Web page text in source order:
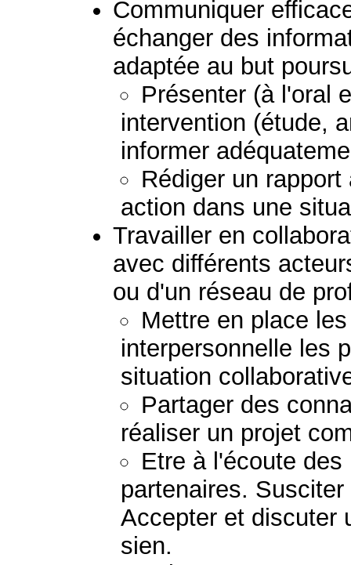
Communiquer
échanger des
adaptée au but
Présenter (à l'oral
intervention (étude,
informer
Rédiger un
action dans une
Travailler en
avec différents
ou d'un réseau de
Mettre en place
interpersonnelle les
situation
Partager des
réaliser un projet
Etre à l'écoute
partenaires.
Accepter et discuter
sien.